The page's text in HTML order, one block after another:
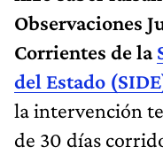
Observaciones
Corrientes de la
del Estado
la intervención
de 30 días